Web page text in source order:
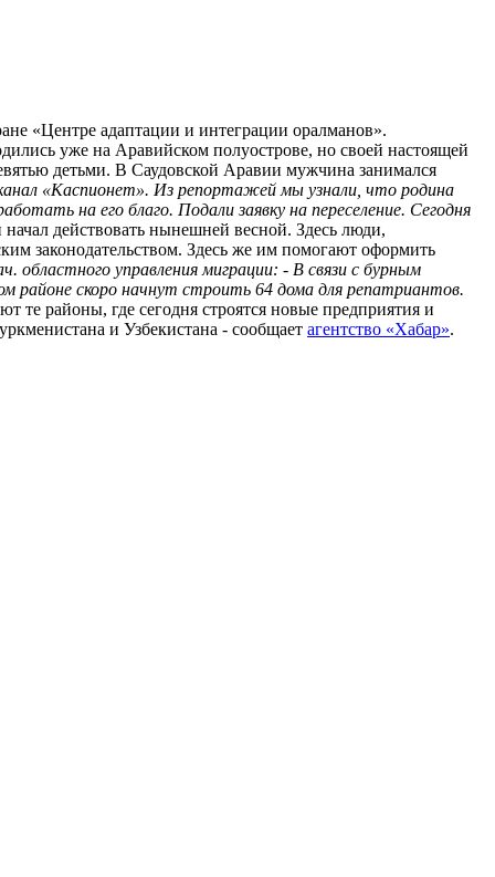
«Центре адаптации и интеграции оралманов».
уже на Аравийском полуострове, но своей настоящей
детьми. В Саудовской Аравии мужчина занимался
«Каспионет». Из репортажей мы узнали, что родина
на его благо. Подали заявку на переселение. Сегодня
действовать нынешней весной. Здесь люди,
законодательством. Здесь же им помогают оформить
областного управления миграции: - В связи с бурным
районе скоро начнут строить 64 дома для репатриантов.
те районы, где сегодня строятся новые предприятия и
и Узбекистана - сообщает агентство «Хабар».